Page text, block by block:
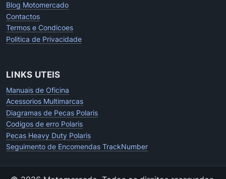
Blog Motomercado
Contactos
Termos e Condicoes
Politica de Privacidade
LINKS UTEIS
Manuais de Oficina
Acessorios Multimarcas
Diagramas de Pecas Polaris
Codigos de erro Polaris
Pecas Heavy Duty Polaris
Seguimento de Encomendas TrackNumber